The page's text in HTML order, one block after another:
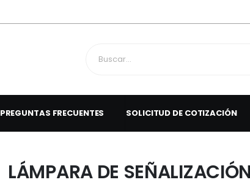
PREGUNTAS FRECUENTES SOLICITUD DE COTIZACIÓN
LÁMPARA DE SEÑALIZACIÓN